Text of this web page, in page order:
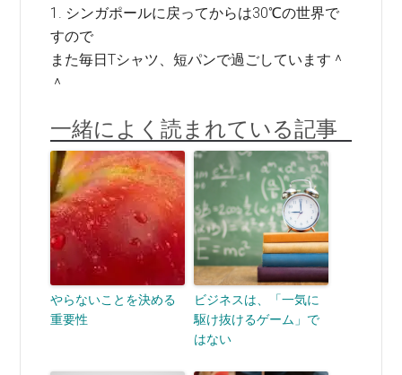
1. シンガポールに戻ってからは30℃の世界で
すので
また毎日Tシャツ、短パンで過ごしています＾
＾
一緒によく読まれている記事
やらないことを決める
重要性
ビジネスは、「一気に
駆け抜けるゲーム」で
はない